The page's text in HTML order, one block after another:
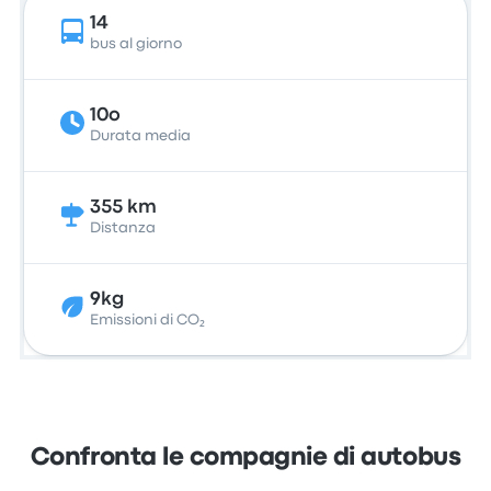
14
bus al giorno
10o
Durata media
355 km
Distanza
9kg
Emissioni di CO₂
Confronta le compagnie di autobus